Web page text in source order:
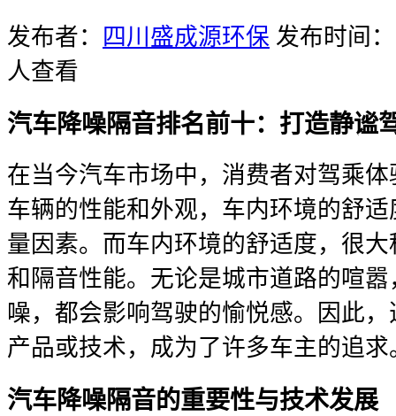
发布者： 四川盛成源环保 发布时间
人查看
汽车降噪隔音排名前十：打造静谧
在当今汽车市场中，消费者对驾乘
车辆的性能和外观，车内环境的舒
量因素。而车内环境的舒适度，很
和隔音性能。无论是城市道路的喧
噪，都会影响驾驶的愉悦感。因此
产品或技术，成为了许多车主的追求
汽车降噪隔音的重要性与技术发展